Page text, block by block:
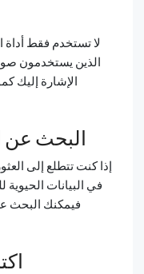
لا تستخدم فقط
الذين يستخدمون
الإشارة إليك
البحث عن
إذا كنت تتطلع إلى
في البيانات
فيمكنك البحث